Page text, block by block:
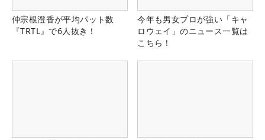
仲宗根澄香が平均パット数
『TRTL』で6人抜き！
今年も男女プロが強い「キャ
ロウェイ」のニュース一覧は
こちら！